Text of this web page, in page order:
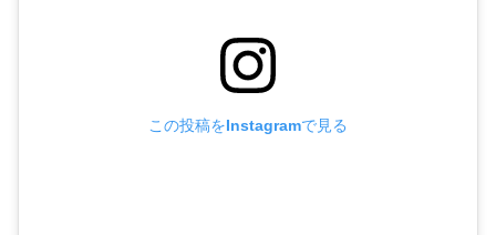
この投稿をInstagramで見る